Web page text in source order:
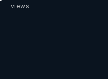
views